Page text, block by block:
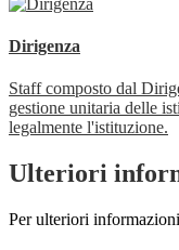
Dirigenza
Staff composto dal
gestione unitaria delle
legalmente l'istituzione.
Ulteriori
Per ulteriori